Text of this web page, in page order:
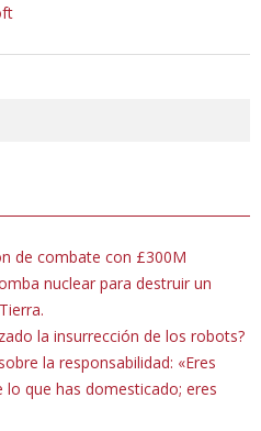
de combate con £300M
nuclear para destruir un
la insurrección de los robots?
la responsabilidad: «Eres
que has domesticado; eres